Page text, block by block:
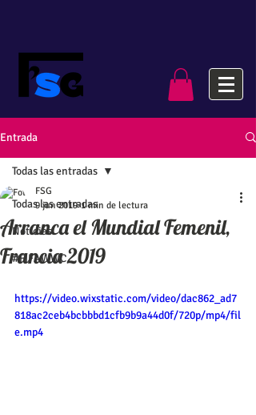
Entrada
Todas las entradas
Noticias
#FIFAWWC
Todas las entradas
Arranca el Mundial Femenil,
Francia 2019
FSG
9 jun 2019 1 min de lectura
https://video.wixstatic.com/video/dac862_ad7
818ac2ceb4bcbbbd1cfb9b9a44d0f/720p/mp4/fil
e.mp4